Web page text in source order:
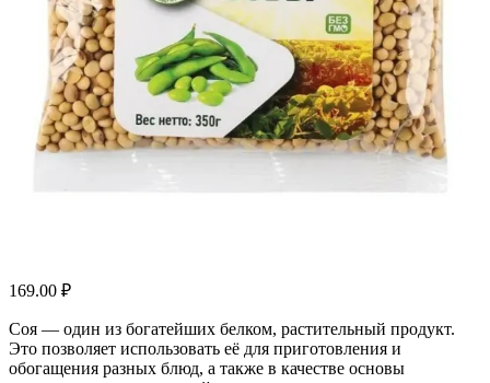
169.00 ₽
Соя — один из богатейших белком, растительный продукт.
Это позволяет использовать её для приготовления и
обогащения разных блюд, а также в качестве основы